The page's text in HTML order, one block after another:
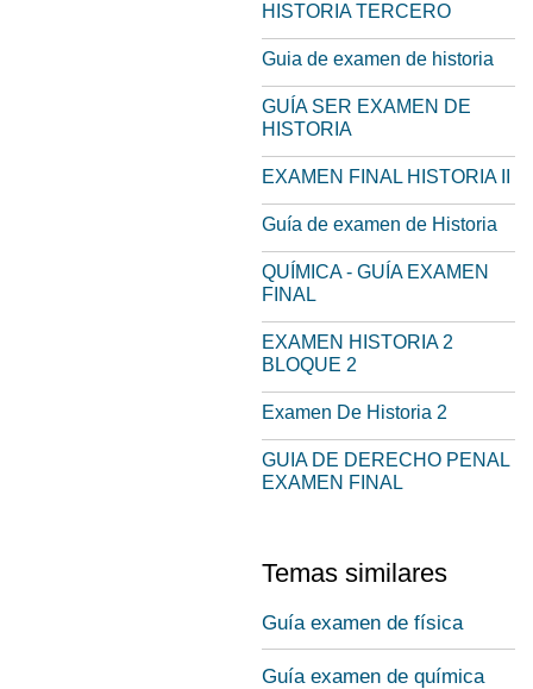
HISTORIA TERCERO
Guia de examen de historia
GUÍA SER EXAMEN DE
HISTORIA
EXAMEN FINAL HISTORIA II
Guía de examen de Historia
QUÍMICA - GUÍA EXAMEN
FINAL
EXAMEN HISTORIA 2
BLOQUE 2
Examen De Historia 2
GUIA DE DERECHO PENAL
EXAMEN FINAL
Temas similares
Guía examen de física
Guía examen de química